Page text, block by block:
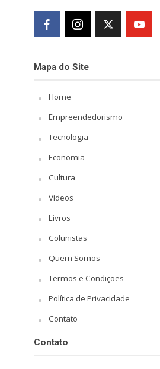
Mapa do Site
Home
Empreendedorismo
Tecnologia
Economia
Cultura
Vídeos
Livros
Colunistas
Quem Somos
Termos e Condições
Política de Privacidade
Contato
Contato